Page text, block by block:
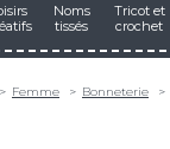
Noms
tissés
Tricot et
crochet
Femme Bonneterie